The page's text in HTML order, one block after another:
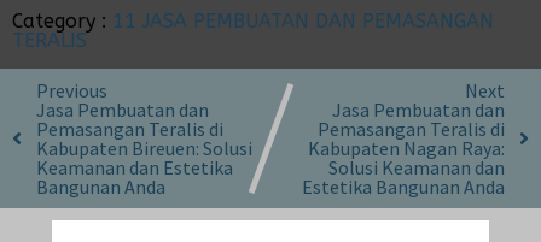
Category : 11 JASA PEMBUATAN DAN PEMASANGAN
TERALIS
Previous
Jasa Pembuatan dan
Pemasangan Teralis di
Kabupaten Bireuen: Solusi
Keamanan dan Estetika
Bangunan Anda
Next
Jasa Pembuatan dan
Pemasangan Teralis di
Kabupaten Nagan Raya:
Solusi Keamanan dan
Estetika Bangunan Anda